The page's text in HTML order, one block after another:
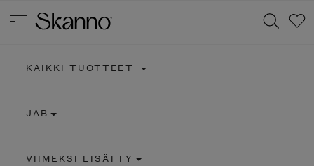
KAIKKI TUOTTEET
JAB
VIIMEKSI LISÄTTY